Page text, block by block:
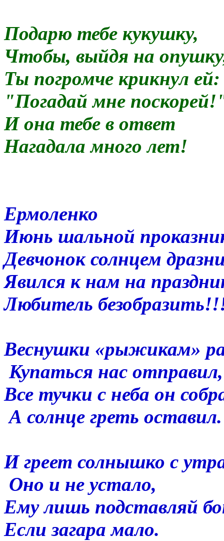
Подарю тебе кyкyшкy,
Чтобы, выйдя на
Ты погpомче кpикнyл ей:
"Погадай мне
И она тебе в ответ
Нагадала много лет!
Ермоленко
Июнь шальной
Девчонок солнцем
Явился к нам на
Любитель
Веснушки «рыжикам»
Купаться нас отправил,
Все тучки с неба он
А солнце греть оставил.
И греет солнышко с
Оно и не устало,
Ему лишь подставляй
Если загара мало.